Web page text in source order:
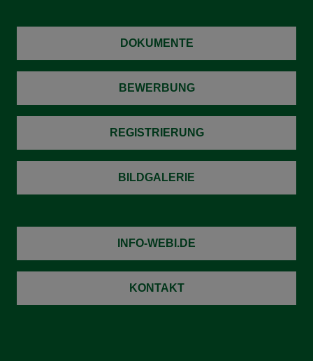
DOKUMENTE
BEWERBUNG
REGISTRIERUNG
BILDGALERIE
INFO-WEBI.DE
KONTAKT